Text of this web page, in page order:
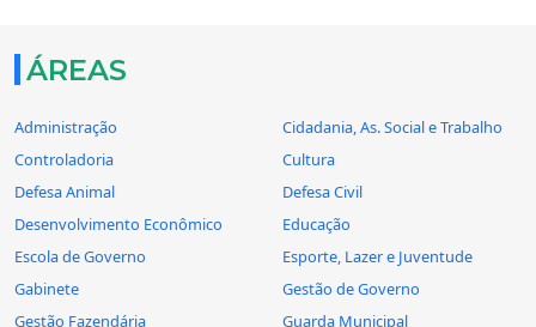
ÁREAS
Administração
Cidadania, As. Social e Trabalho
Controladoria
Cultura
Defesa Animal
Defesa Civil
Desenvolvimento Econômico
Educação
Escola de Governo
Esporte, Lazer e Juventude
Gabinete
Gestão de Governo
Gestão Fazendária
Guarda Municipal